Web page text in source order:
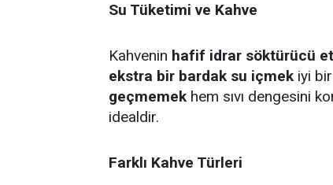
Su Tüketimi ve Kahve
Kahvenin hafif idrar söktürücü
ekstra bir bardak su içmekiyi bir
geçmemekhem sıvı dengesini
idealdir.
Farklı Kahve Türleri